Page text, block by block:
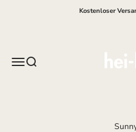
Kostenloser
MenüSuche